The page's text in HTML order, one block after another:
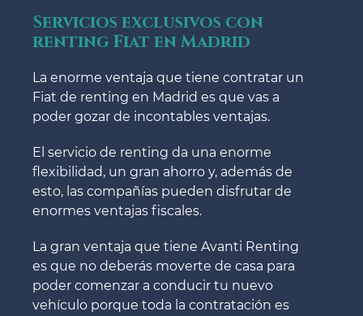
Servicios exclusivos con
renting Fiat en Madrid
La enorme ventaja que tiene contratar un
Fiat de renting en Madrid es que vas a
poder gozar de incontables ventajas.
El servicio de renting da una enorme
flexibilidad, un gran ahorro y, además de
esto, las compañías pueden disfrutar de
enormes ventajas fiscales.
La gran ventaja que tiene Avanti Renting
es que no deberás moverte de casa para
poder comenzar a conducir tu nuevo
vehículo porque toda la contratación es